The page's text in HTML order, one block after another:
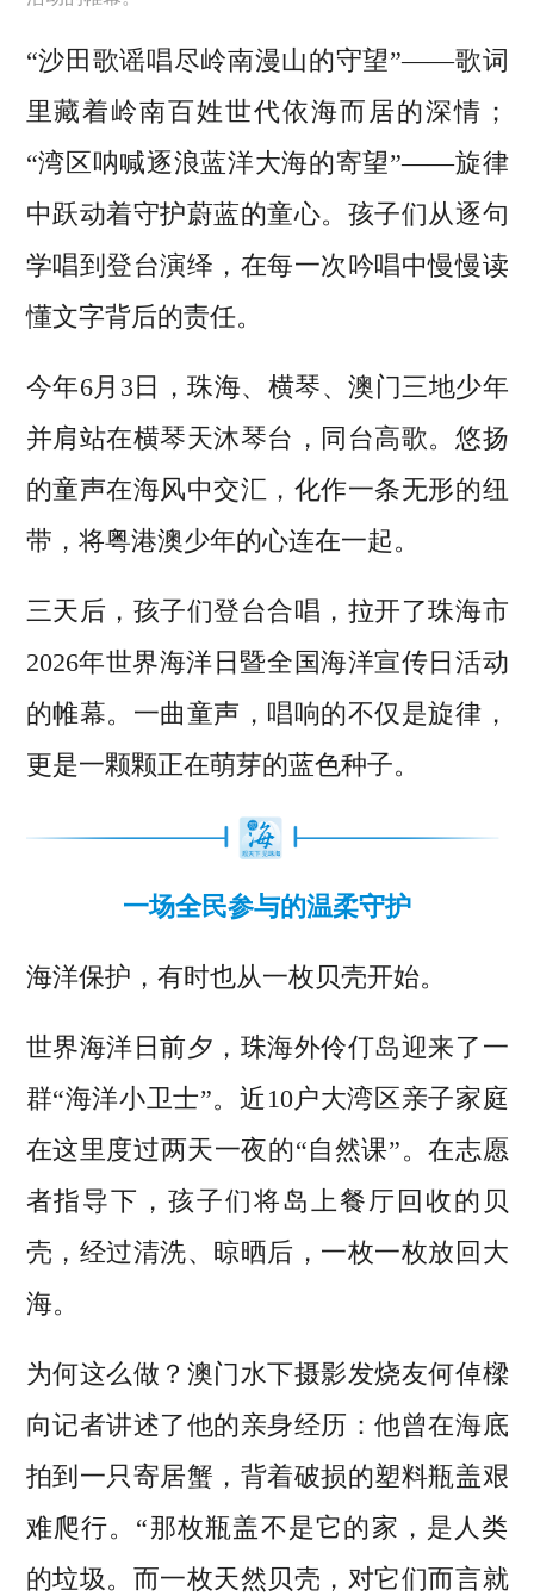
“沙田歌谣唱尽岭南漫山的守望”——歌词
里藏着岭南百姓世代依海而居的深情；
“湾区呐喊逐浪蓝洋大海的寄望”——旋律
中跃动着守护蔚蓝的童心。孩子们从逐句
学唱到登台演绎，在每一次吟唱中慢慢读
懂文字背后的责任。
今年6月3日，珠海、横琴、澳门三地少年
并肩站在横琴天沐琴台，同台高歌。悠扬
的童声在海风中交汇，化作一条无形的纽
带，将粤港澳少年的心连在一起。
三天后，孩子们登台合唱，拉开了珠海市
2026年世界海洋日暨全国海洋宣传日活动
的帷幕。一曲童声，唱响的不仅是旋律，
更是一颗颗正在萌芽的蓝色种子。
一场全民参与的温柔守护
海洋保护，有时也从一枚贝壳开始。
世界海洋日前夕，珠海外伶仃岛迎来了一
群“海洋小卫士”。近10户大湾区亲子家庭
在这里度过两天一夜的“自然课”。在志愿
者指导下，孩子们将岛上餐厅回收的贝
壳，经过清洗、晾晒后，一枚一枚放回大
海。
为何这么做？澳门水下摄影发烧友何倬樑
向记者讲述了他的亲身经历：他曾在海底
拍到一只寄居蟹，背着破损的塑料瓶盖艰
难爬行。“那枚瓶盖不是它的家，是人类
的垃圾。而一枚天然贝壳，对它们而言就